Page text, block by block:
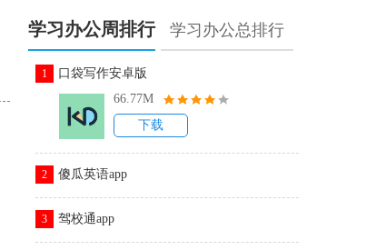
学习办公周排行 学习办公总排行
1
口袋写作安卓版
66.77M
下载
2 傻瓜英语app
3 驾校通app